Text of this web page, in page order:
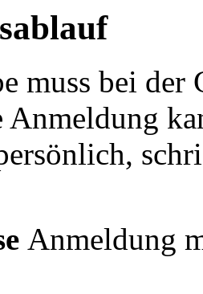
muss bei der
Anmeldung
Anmeldung